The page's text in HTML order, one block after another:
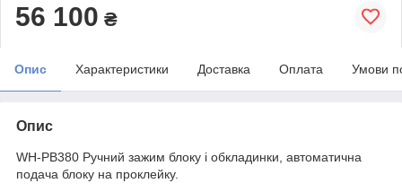
56 100 ₴
Опис Характеристики Доставка Оплата Умови
Опис
WH-PB380 Ручний зажим блоку і обкладинки, автоматична
подача блоку на проклейку.